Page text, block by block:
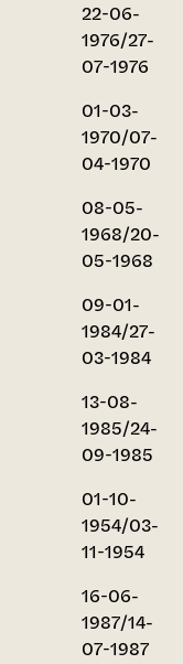
22-06-
1976/27-
07-1976
01-03-
1970/07-
04-1970
08-05-
1968/20-
05-1968
09-01-
1984/27-
03-1984
13-08-
1985/24-
09-1985
01-10-
1954/03-
11-1954
16-06-
1987/14-
07-1987